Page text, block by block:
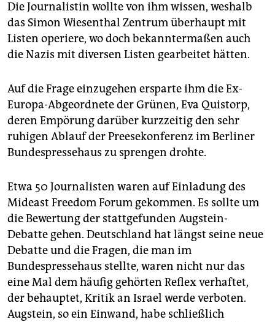
Die Journalistin wollte von ihm wissen, weshalb
das Simon Wiesenthal Zentrum überhaupt mit
Listen operiere, wo doch bekanntermaßen auch
die Nazis mit diversen Listen gearbeitet hätten.
Auf die Frage einzugehen ersparte ihm die Ex-
Europa-Abgeordnete der Grünen, Eva Quistorp,
deren Empörung darüber kurzzeitig den sehr
ruhigen Ablauf der Preesekonferenz im Berliner
Bundespressehaus zu sprengen drohte.
Etwa 50 Journalisten waren auf Einladung des
Mideast Freedom Forum gekommen. Es sollte um
die Bewertung der stattgefunden Augstein-
Debatte gehen. Deutschland hat längst seine neue
Debatte und die Fragen, die man im
Bundespressehaus stellte, waren nicht nur das
eine Mal dem häufig gehörten Reflex verhaftet,
der behauptet, Kritik an Israel werde verboten.
Augstein, so ein Einwand, habe schließlich